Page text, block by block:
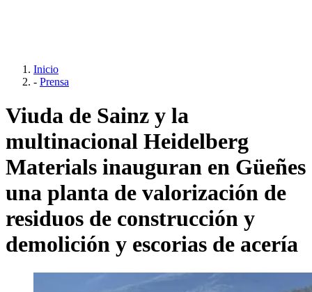
Inicio
- Prensa
Viuda de Sainz y la
multinacional Heidelberg
Materials inauguran en Güeñes
una planta de valorización de
residuos de construcción y
demolición y escorias de acería